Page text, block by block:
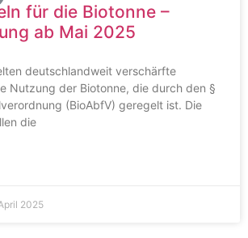
für die Biotonne –
ab Mai 2025
deutschlandweit verschärfte
Nutzung der Biotonne, die durch den §
(BioAbfV) geregelt ist. Die
die
2025